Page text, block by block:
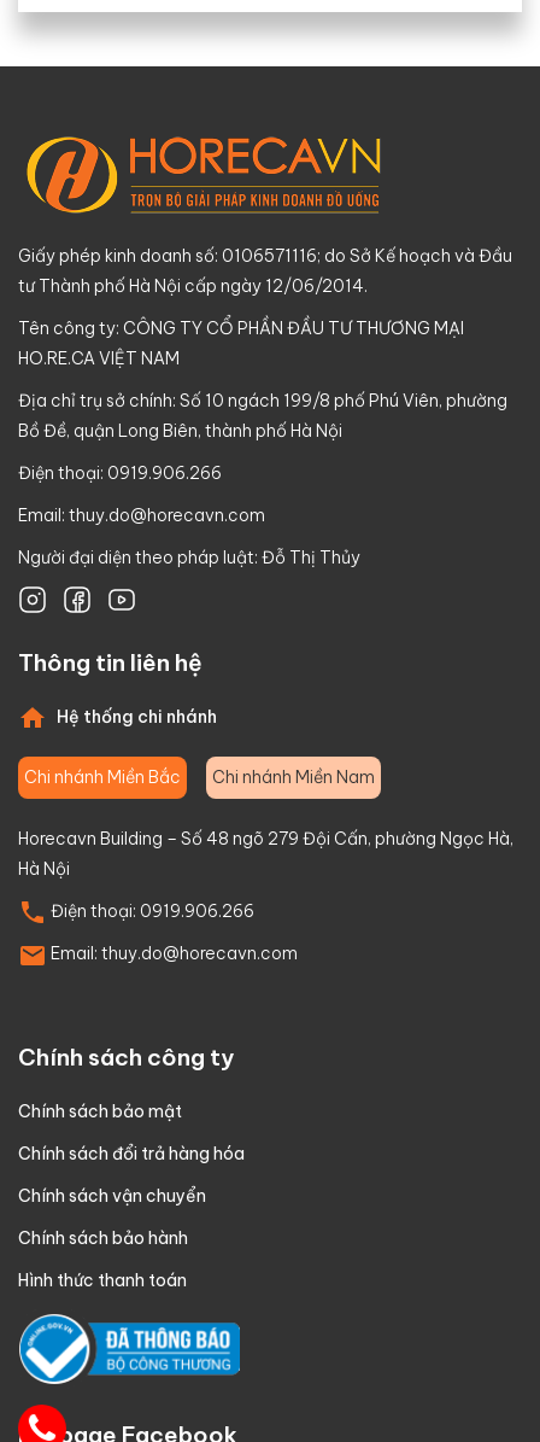
Giấy phép kinh doanh số: 0106571116; do Sở Kế hoạch và Đầu
tư Thành phố Hà Nội cấp ngày 12/06/2014.
Tên công ty: CÔNG TY CỔ PHẦN ĐẦU TƯ THƯƠNG MẠI
HO.RE.CA VIỆT NAM
Địa chỉ trụ sở chính: Số 10 ngách 199/8 phố Phú Viên, phường
Bồ Đề, quận Long Biên, thành phố Hà Nội
Điện thoại: 0919.906.266
Email: thuy.do@horecavn.com
Người đại diện theo pháp luật: Đỗ Thị Thủy
Thông tin liên hệ
Hệ thống chi nhánh
Chi nhánh Miền Bắc Chi nhánh Miền Nam
Horecavn Building – Số 48 ngõ 279 Đội Cấn, phường Ngọc Hà,
Hà Nội
Điện thoại: 0919.906.266
Email: thuy.do@horecavn.com
Chính sách công ty
Chính sách bảo mật
Chính sách đổi trả hàng hóa
Chính sách vận chuyển
Chính sách bảo hành
Hình thức thanh toán
Fanpage Facebook